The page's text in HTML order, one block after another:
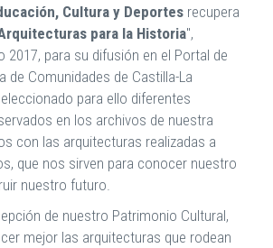
Cultura y Deportes recupera
para la Historia",
2017, para su difusión en el Portal de
de Comunidades de Castilla-La
para ello diferentes
en los archivos de nuestra
con las arquitecturas realizadas a
que nos sirven para conocer nuestro
nuestro futuro.
de nuestro Patrimonio Cultural,
mejor las arquitecturas que rodean